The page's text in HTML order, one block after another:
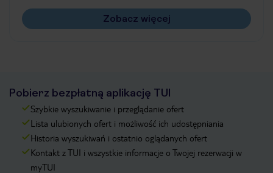
Zobacz więcej
Pobierz bezpłatną aplikację TUI
Szybkie wyszukiwanie i przeglądanie ofert
Lista ulubionych ofert i możliwość ich udostępniania
Historia wyszukiwań i ostatnio oglądanych ofert
Kontakt z TUI i wszystkie informacje o Twojej rezerwacji w
myTUI